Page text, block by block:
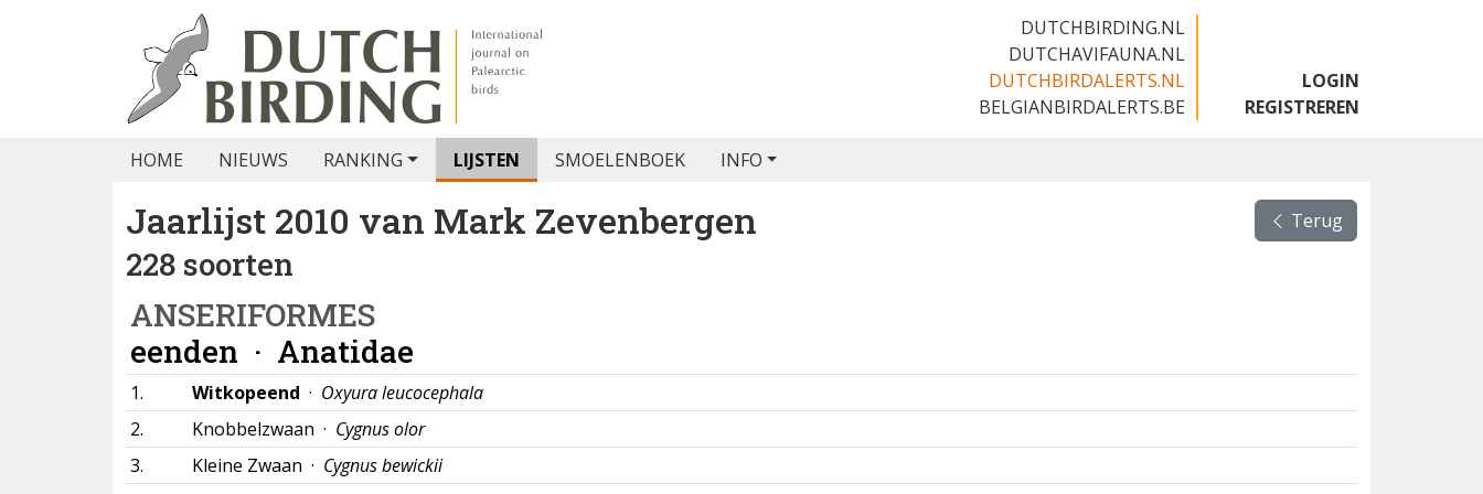
DUTCHBIRDING.NL
DUTCHAVIFAUNA.NL
DUTCHBIRDALERTS.NL
BELGIANBIRDALERTS.BE
LOGIN
REGISTREREN
HOME NIEUWS RANKING LIJSTEN SMOELENBOEK INFO
Jaarlijst 2010 van Mark Zevenbergen
228 soorten
Terug
ANSERIFORMES
eenden · Anatidae
1. Witkopeend · Oxyura leucocephala
2.
Knobbelzwaan · Cygnus olor
3.
Kleine Zwaan · Cygnus bewickii